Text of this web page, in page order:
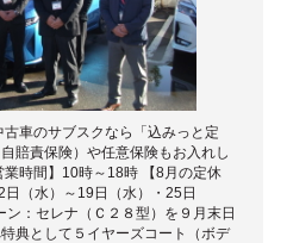
古車のサブスクなら「込みっと定
賠責保険）や任意保険もお入れし
時間】10時～18時 【8月の定休
（水）～19日（水）・25日
ン：セレナ（Ｃ２８型）を９月末日
典として５イヤーズコート（ボデ